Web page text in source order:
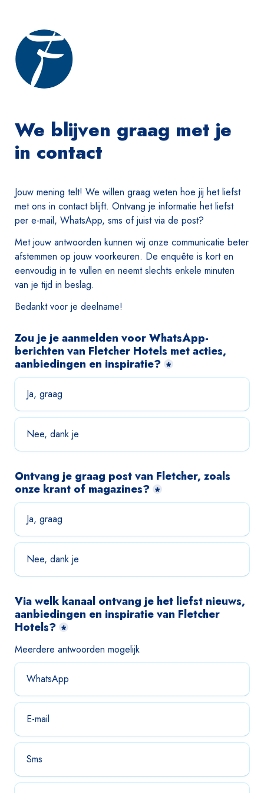
We blijven graag met je
in contact
Jouw mening telt! We willen graag weten hoe jij het liefst
met ons in contact blijft. Ontvang je informatie het liefst
per e-mail, WhatsApp, sms of juist via de post?
Met jouw antwoorden kunnen wij onze communicatie beter
afstemmen op jouw voorkeuren. De enquête is kort en
eenvoudig in te vullen en neemt slechts enkele minuten
van je tijd in beslag.
Bedankt voor je deelname!
Zou je je aanmelden voor WhatsApp-
berichten van Fletcher Hotels met acties,
aanbiedingen en inspiratie? *
Ja, graag
Nee, dank je
Ontvang je graag post van Fletcher, zoals
onze krant of magazines? *
Ja, graag
Nee, dank je
Via welk kanaal ontvang je het liefst nieuws,
aanbiedingen en inspiratie van Fletcher
Hotels? *
Meerdere antwoorden mogelijk
WhatsApp
E-mail
Sms